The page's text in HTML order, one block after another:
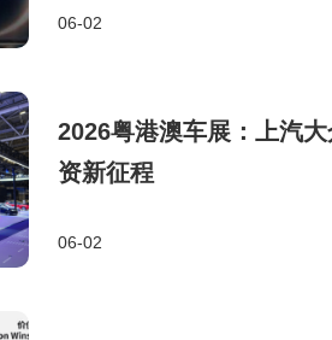
06-02
2026粤港澳车展：上汽
资新征程
06-02